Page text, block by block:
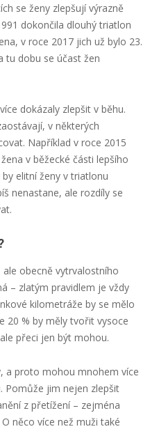
se ženy zlepšují výrazně
dokončila dlouhý triatlon
v roce 2017 jich už bylo 23.
tu dobu se účast žen
dokázaly zlepšit v běhu.
v některých
Například v roce 2015
v běžecké části lepšího
elitní ženy v triatlonu
nenastane, ale rozdíly se
obecně vytrvalostního
– zlatým pravidlem je vždy
kilometráže by se mělo
20 % by měly tvořit vysoce
přeci jen být mohou.
a proto mohou mnohem více
Pomůže jim nejen zlepšit
z přetížení – zejména
něco více než muži také